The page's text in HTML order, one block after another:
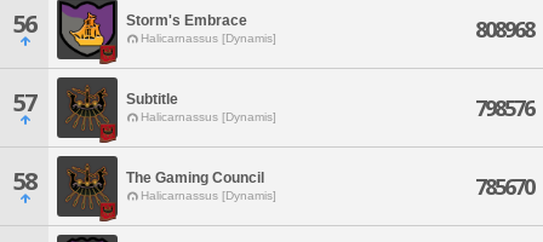
56 Storm's Embrace
Halicarnassus [Dynamis] 808968
57 Subtitle
Halicarnassus [Dynamis] 798576
58 The Gaming Council
Halicarnassus [Dynamis] 785670